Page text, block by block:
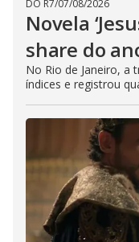
DO R7/07/08/2026
Novela
share do
No Rio de Janeiro, a
índices e registrou